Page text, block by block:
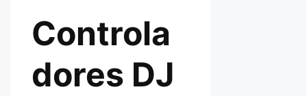
Controla
dores DJ